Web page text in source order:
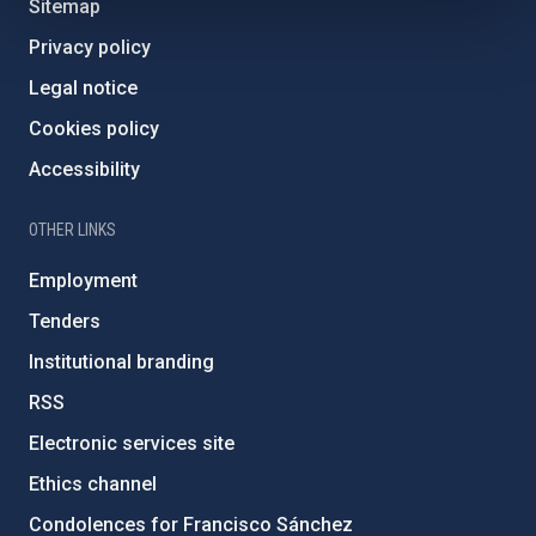
Sitemap
Privacy policy
Legal notice
Cookies policy
Accessibility
OTHER LINKS
Employment
Tenders
Institutional branding
RSS
Electronic services site
Ethics channel
Condolences for Francisco Sánchez